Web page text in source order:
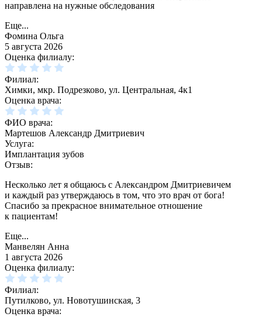
направлена на нужные обследования
Еще...
Фомина Ольга
5 августа 2026
Оценка филиалу:
Филиал:
Химки, мкр. Подрезково, ул. Центральная, 4к1
Оценка врача:
ФИО врача:
Мартешов Александр Дмитриевич
Услуга:
Имплантация зубов
Отзыв:
Несколько лет я общаюсь с Александром Дмитриевичем
и каждый раз утверждаюсь в том, что это врач от бога!
Спасибо за прекрасное внимательное отношение
к пациентам!
Еще...
Манвелян Анна
1 августа 2026
Оценка филиалу:
Филиал:
Путилково, ул. Новотушинская, 3
Оценка врача: